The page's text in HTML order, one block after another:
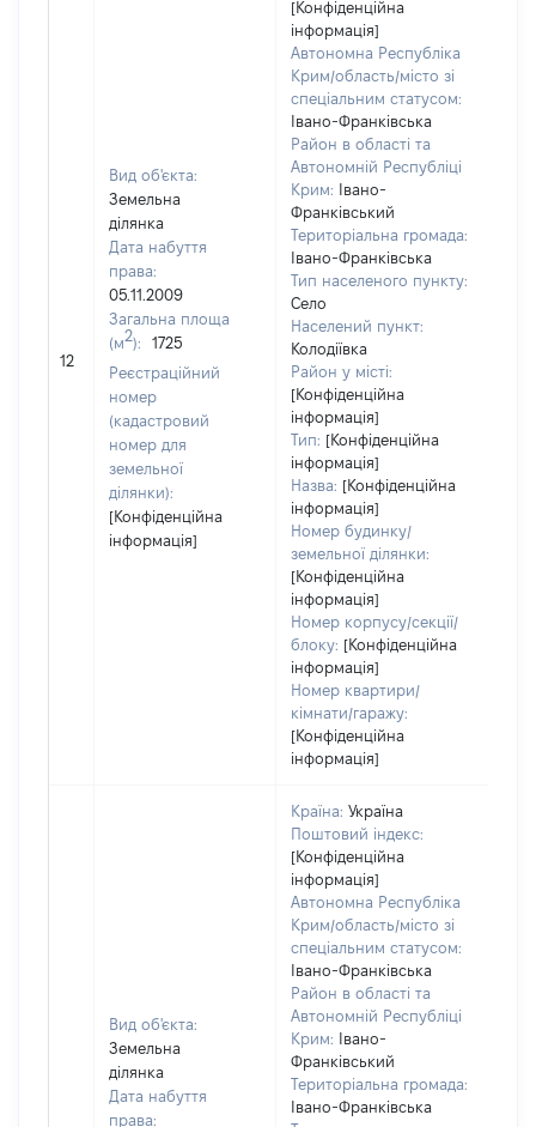
12
Вид об'єкта:
Земельна
ділянка
Дата набуття
права:
05.11.2009
Загальна площа
(м2):
1725
Реєстраційний
номер
(кадастровий
номер для
земельної
ділянки):
[Конфіденційна
інформація]
[Конфіденційна
інформація]
Автономна Республіка
Крим/область/місто зі
спеціальним статусом:
Івано-Франківська
Район в області та
Автономній Республіці
Крим:
Івано-
Франківський
Територіальна громада:
Івано-Франківська
Тип населеного пункту:
Село
Населений пункт:
Колодіївка
Район у місті:
[Конфіденційна
інформація]
Тип: [Конфіденційна
інформація]
Назва: [Конфіденційна
інформація]
Номер будинку/
земельної ділянки:
[Конфіденційна
інформація]
Номер корпусу/секції/
блоку: [Конфіденційна
інформація]
Номер квартири/
кімнати/гаражу:
[Конфіденційна
інформація]
Вид об'єкта:
Земельна
ділянка
Дата набуття
права:
Країна: Україна
Поштовий індекс:
[Конфіденційна
інформація]
Автономна Республіка
Крим/область/місто зі
спеціальним статусом:
Івано-Франківська
Район в області та
Автономній Республіці
Крим:
Івано-
Франківський
Територіальна громада:
Івано-Франківська